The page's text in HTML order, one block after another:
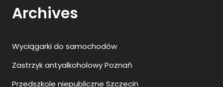
Archives
Wyciągarki do samochodów
Zastrzyk antyalkoholowy Poznań
Przedszkole niepubliczne Szczecin